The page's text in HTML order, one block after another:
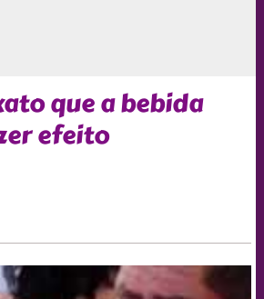
que a bebida
efeito